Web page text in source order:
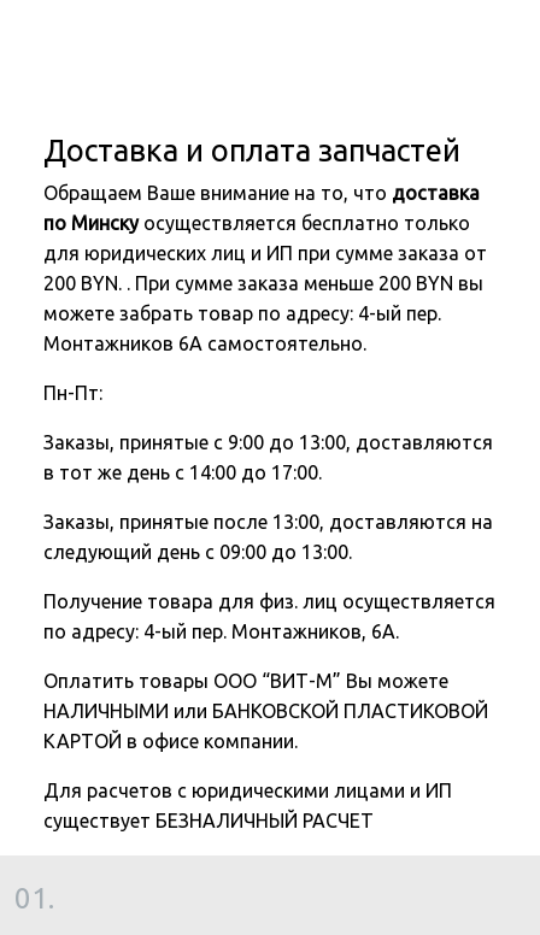
Доставка и оплата запчастей
Обращаем Ваше внимание на то, что доставка
по Минскуосуществляется бесплатно только
для юридических лиц и ИП при сумме заказа от
200 BYN. . При сумме заказа меньше 200 BYN вы
можете забрать товар по адресу: 4-ый пер.
Монтажников 6А самостоятельно.
Пн-Пт:
Заказы, принятые с 9:00 до 13:00, доставляются
в тот же день с 14:00 до 17:00.
Заказы, принятые после 13:00, доставляются на
следующий день с 09:00 до 13:00.
Получение товара для физ. лиц осуществляется
по адресу: 4-ый пер. Монтажников, 6А.
Оплатить товары ООО “ВИТ-М” Вы можете
НАЛИЧНЫМИ или БАНКОВСКОЙ ПЛАСТИКОВОЙ
КАРТОЙ в офисе компании.
Для расчетов с юридическими лицами и ИП
существует БЕЗНАЛИЧНЫЙ РАСЧЕТ
01.